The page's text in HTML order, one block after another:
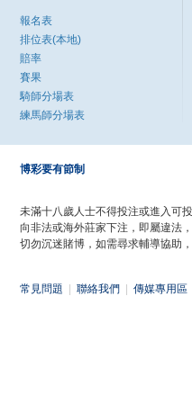
報名表
排位表(本地)
賠率
賽果
騎師分場表
練馬師分場表
博彩要有節制
未滿十八歲人士不得投注或進入可投
向非法或海外莊家下注，即屬違法，
切勿沉迷賭博，如需尋求輔導協助
常見問題 聯絡我們 傳媒專用區